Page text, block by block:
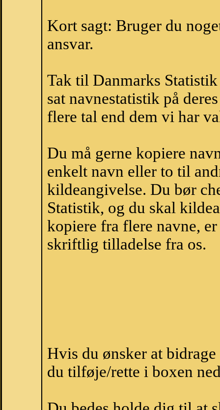
Kort sagt: Bruger du
ansvar.
Tak til Danmarks
sat navnestatistik på
flere tal end dem vi har
Du må gerne kopiere
enkelt navn eller to til
kildeangivelse. Du bør
Statistik, og du skal
kopiere fra flere navne,
skriftlig tilladelse fra os.
Hvis du ønsker at
du tilføje/rette i boxen